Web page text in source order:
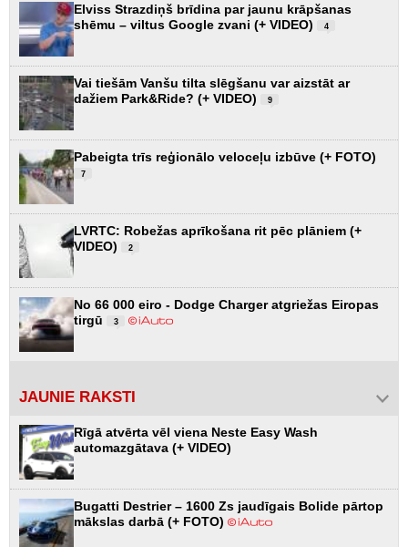
Elviss Strazdiņš brīdina par jaunu krāpšanas
shēmu – viltus Google zvani (+ VIDEO)
4
Vai tiešām Vanšu tilta slēgšanu var aizstāt ar
dažiem Park&Ride? (+ VIDEO)
9
Pabeigta trīs reģionālo veloceļu izbūve (+ FOTO)
7
LVRTC: Robežas aprīkošana rit pēc plāniem (+
VIDEO)
2
No 66 000 eiro - Dodge Charger atgriežas Eiropas
tirgū
3
JAUNIE RAKSTI
Rīgā atvērta vēl viena Neste Easy Wash
automazgātava (+ VIDEO)
Bugatti Destrier – 1600 Zs jaudīgais Bolide pārtop
mākslas darbā (+ FOTO)